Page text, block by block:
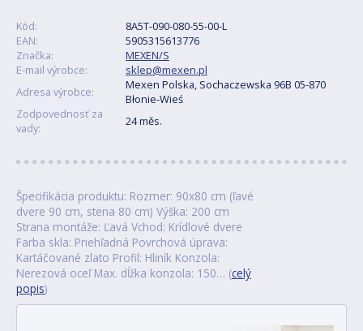
Kód:
8A5T-090-080-55-00-L
EAN:
5905315613776
Značka:
MEXEN/S
E-mail výrobce:
sklep@mexen.pl
Adresa výrobce:
Mexen Polska, Sochaczewska 96B 05-870
Błonie-Wieś
Zodpovednosť za
vady:
24 měs.
Špecifikácia produktu: Rozmer: 90x80 cm (ľavé
dvere 90 cm, stena 80 cm) Výška: 200 cm
Strana montáže: Ľavá Vchod: Krídlové dvere
Farba skla: Priehľadná Povrchová úprava:
Kartáčované zlato Profil: Hliník Konzola:
Nerezová oceľ Max. dĺžka konzola: 150… (celý
popis)